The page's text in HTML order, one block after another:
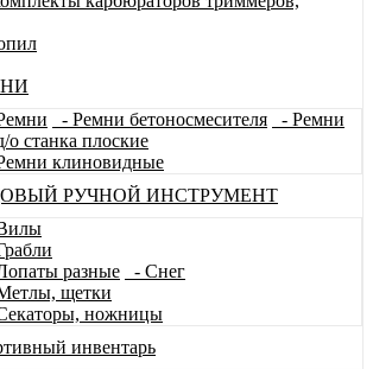
- Ремни бетоносмесителя
- Ремни
о станка плоские
клиновидные
РУЧНОЙ ИНСТРУМЕНТ
разные
- Снег
щетки
ножницы
инвентарь